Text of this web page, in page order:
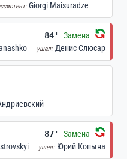
Giorgi Maisuradze
84' Замена
ушел: Денис Слюсар
87' Замена
ушел: Юрий Копына